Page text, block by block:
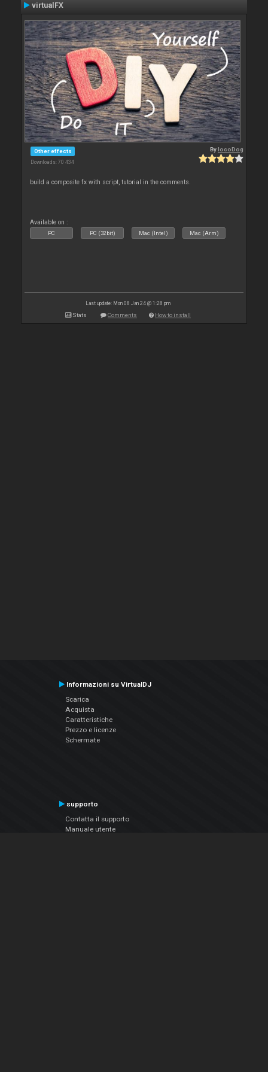
virtualFX
Other effects
Downloads: 70 434
BylocoDog
build a composite fx with script, tutorial in the comments.
Available on :
PC PC (32bit) Mac (Intel) Mac (Arm)
Last update: Mon 08 Jan 24 @ 1:28 pm
Stats Comments How to install
Informazioni su VirtualDJ
Scarica
Acquista
Caratteristiche
Prezzo e licenze
Schermate
supporto
Contatta il supporto
Manuale utente